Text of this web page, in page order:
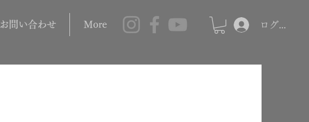
お問い合わせ More ログイン